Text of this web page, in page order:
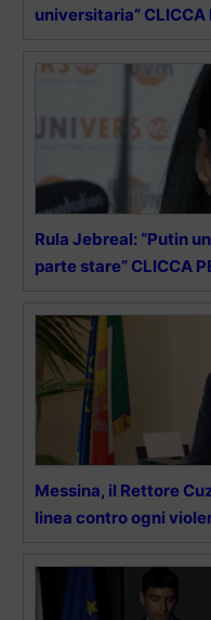
universitaria” CLICCA
Rula Jebreal: “Putin
parte stare” CLICCA
Messina, il Rettore
linea contro ogni